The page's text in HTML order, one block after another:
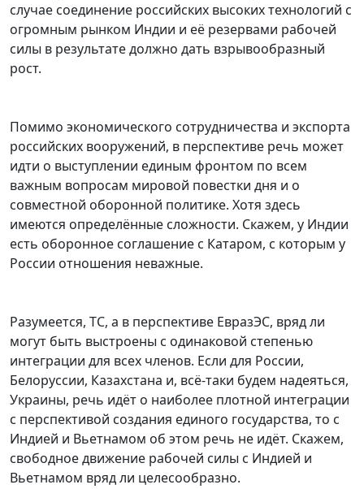
случае соединение российских высоких технологий с
огромным рынком Индии и её резервами рабочей
силы в результате должно дать взрывообразный
рост.
Помимо экономического сотрудничества и экспорта
российских вооружений, в перспективе речь может
идти о выступлении единым фронтом по всем
важным вопросам мировой повестки дня и о
совместной оборонной политике. Хотя здесь
имеются определённые сложности. Скажем, у Индии
есть оборонное соглашение с Катаром, с которым у
России отношения неважные.
Разумеется, ТС, а в перспективе ЕвразЭС, вряд ли
могут быть выстроены с одинаковой степенью
интеграции для всех членов. Если для России,
Белоруссии, Казахстана и, всё-таки будем надеяться,
Украины, речь идёт о наиболее плотной интеграции
с перспективой создания единого государства, то с
Индией и Вьетнамом об этом речь не идёт. Скажем,
свободное движение рабочей силы с Индией и
Вьетнамом вряд ли целесообразно.